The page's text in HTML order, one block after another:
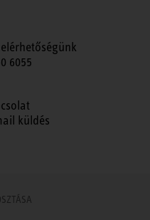
6055
küldés